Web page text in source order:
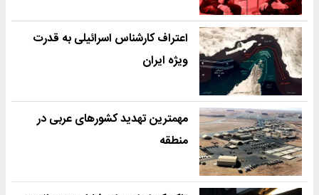
اعتراف کارشناس اسرائیلی به قدرت
ویژه ایران
مهمترین تهدید کشورهای عربی در
منطقه